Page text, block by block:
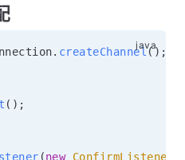
. createChannel() ;
( ) ;
(new ConfirmListener